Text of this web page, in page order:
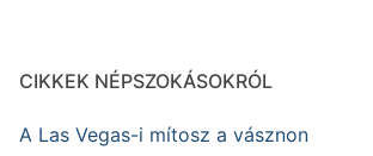
CIKKEK NÉPSZOKÁSOKRÓL
A Las Vegas-i mítosz a vásznon